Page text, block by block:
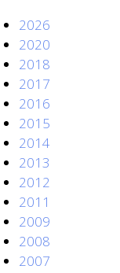
2026
2020
2018
2017
2016
2015
2014
2013
2012
2011
2009
2008
2007